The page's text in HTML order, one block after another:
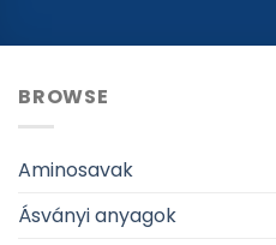
BROWSE
Aminosavak
Ásványi anyagok